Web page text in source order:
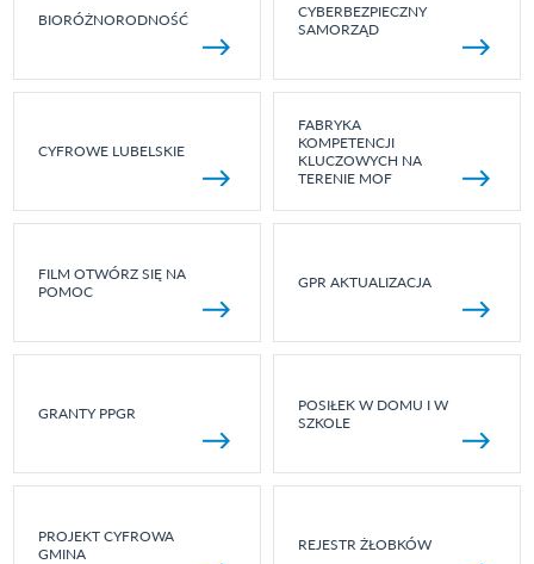
BIORÓŻNORODNOŚĆ
CYBERBEZPIECZNY
SAMORZĄD
CYFROWE LUBELSKIE
FABRYKA
KOMPETENCJI
KLUCZOWYCH NA
TERENIE MOF
FILM OTWÓRZ SIĘ NA
POMOC
GPR AKTUALIZACJA
GRANTY PPGR
POSIŁEK W DOMU I W
SZKOLE
PROJEKT CYFROWA
GMINA
REJESTR ŻŁOBKÓW